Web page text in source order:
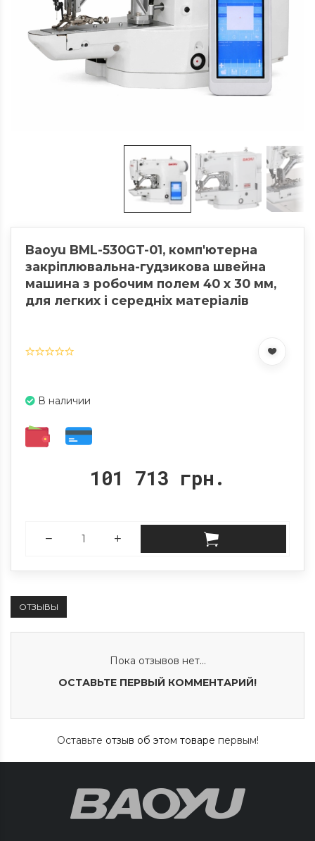
Baoyu BML-530GT-01, комп'ютерна
закріплювальна-гудзикова швейна
машина з робочим полем 40 x 30 мм,
для легких і середніх матеріалів
В наличии
101 713 грн.
ОТЗЫВЫ
Пока отзывов нет...
ОСТАВЬТЕ ПЕРВЫЙ КОММЕНТАРИЙ!
Оставьте отзыв об этом товаре первым!